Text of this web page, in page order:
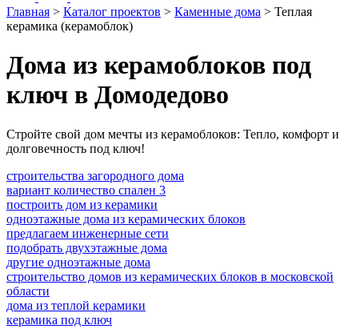
Главная > Каталог проектов > Каменные дома > Теплая
керамика (керамоблок)
Дома из керамоблоков под
ключ в Домодедово
Стройте свой дом мечты из керамоблоков: Тепло, комфорт и
долговечность под ключ!
строительства загородного дома
вариант количество спален 3
построить дом из керамики
одноэтажные дома из керамических блоков
предлагаем инженерные сети
подобрать двухэтажные дома
другие одноэтажные дома
строительство домов из керамических блоков в московской
области
дома из теплой керамики
керамика под ключ